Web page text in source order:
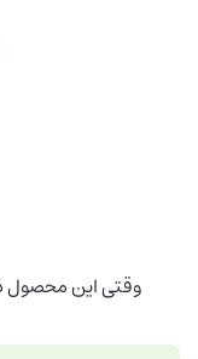
وقتی این محصول